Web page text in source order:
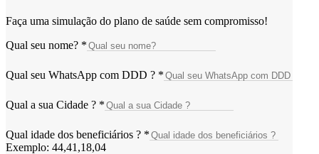
Faça uma simulação do plano de saúde sem compromisso!
Qual seu nome? *
Qual seu WhatsApp com DDD ? *
Qual a sua Cidade ? *
Qual idade dos beneficiários ? *
Exemplo: 44,41,18,04